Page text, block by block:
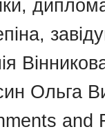
Ольга
and